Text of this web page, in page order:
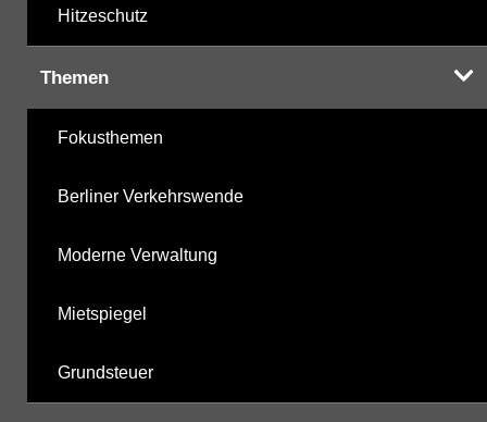
Hitzeschutz
Themen
Fokusthemen
Berliner Verkehrswende
Moderne Verwaltung
Mietspiegel
Grundsteuer